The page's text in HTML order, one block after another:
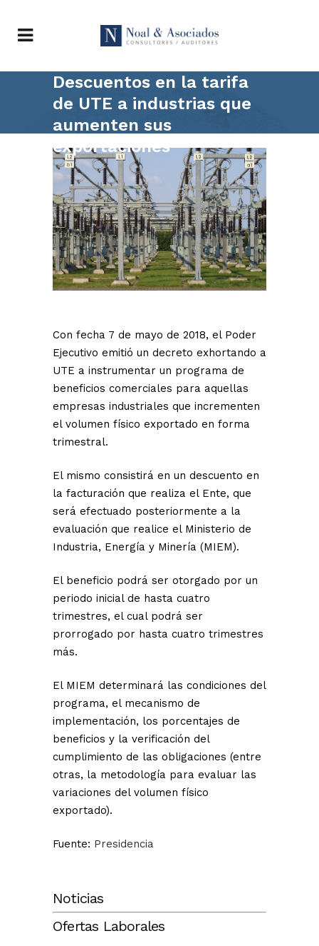
Descuentos en la tarifa
de UTE a industrias que
aumenten sus
exportaciones
Con fecha 7 de mayo de 2018, el Poder
Ejecutivo emitió un decreto exhortando a
UTE a instrumentar un programa de
beneficios comerciales para aquellas
empresas industriales que incrementen
el volumen físico exportado en forma
trimestral.
El mismo consistirá en un descuento en
la facturación que realiza el Ente, que
será efectuado posteriormente a la
evaluación que realice el Ministerio de
Industria, Energía y Minería (MIEM).
El beneficio podrá ser otorgado por un
periodo inicial de hasta cuatro
trimestres, el cual podrá ser
prorrogado por hasta cuatro trimestres
más.
El MIEM determinará las condiciones del
programa, el mecanismo de
implementación, los porcentajes de
beneficios y la verificación del
cumplimiento de las obligaciones (entre
otras, la metodología para evaluar las
variaciones del volumen físico
exportado).
Fuente: Presidencia
Noticias
Ofertas Laborales